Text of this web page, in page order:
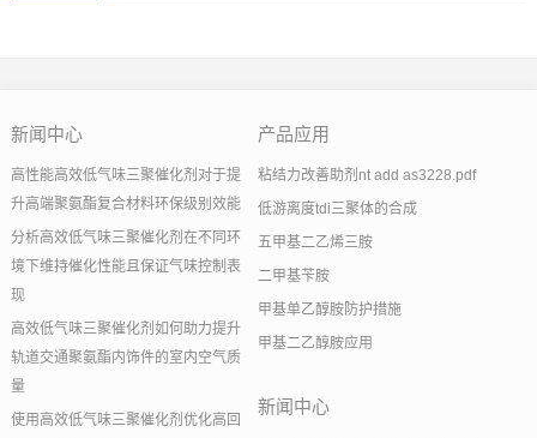
新闻中心
高性能高效低气味三聚催化剂对于提
升高端聚氨酯复合材料环保级别效能
分析高效低气味三聚催化剂在不同环
境下维持催化性能且保证气味控制表
现
高效低气味三聚催化剂如何助力提升
轨道交通聚氨酯内饰件的室内空气质
量
使用高效低气味三聚催化剂优化高回
产品应用
粘结力改善助剂nt add as3228.pdf
低游离度tdi三聚体的合成
五甲基二乙烯三胺
二甲基苄胺
甲基单乙醇胺防护措施
甲基二乙醇胺应用
新闻中心